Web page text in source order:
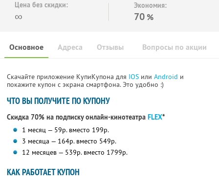
Цена без скидки:
∞
Экономия:
70 %
Основное Отзывы Вопросы по акции
Адреса
Скачайте приложение КупиКупона для IOS или Android и
покажите купон с экрана смартфона. Это удобно :)
ЧТО ВЫ ПОЛУЧИТЕ ПО КУПОНУ
Скидка 70% на подписку онлайн-кинотеатра FLEX*
1 месяц — 59р. вместо 199р.
3 месяца — 164р. вместо 549р.
12 месяцев — 539р. вместо 1799р.
КАК РАБОТАЕТ КУПОН